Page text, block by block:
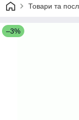
Товари та
–3%